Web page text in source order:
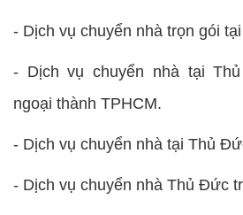
- Dịch vụ chuyển nhà trọn gói
- Dịch vụ chuyển nhà tại
ngoại thành TPHCM.
- Dịch vụ chuyển nhà tại Thủ
- Dịch vụ chuyển nhà Thủ Đức